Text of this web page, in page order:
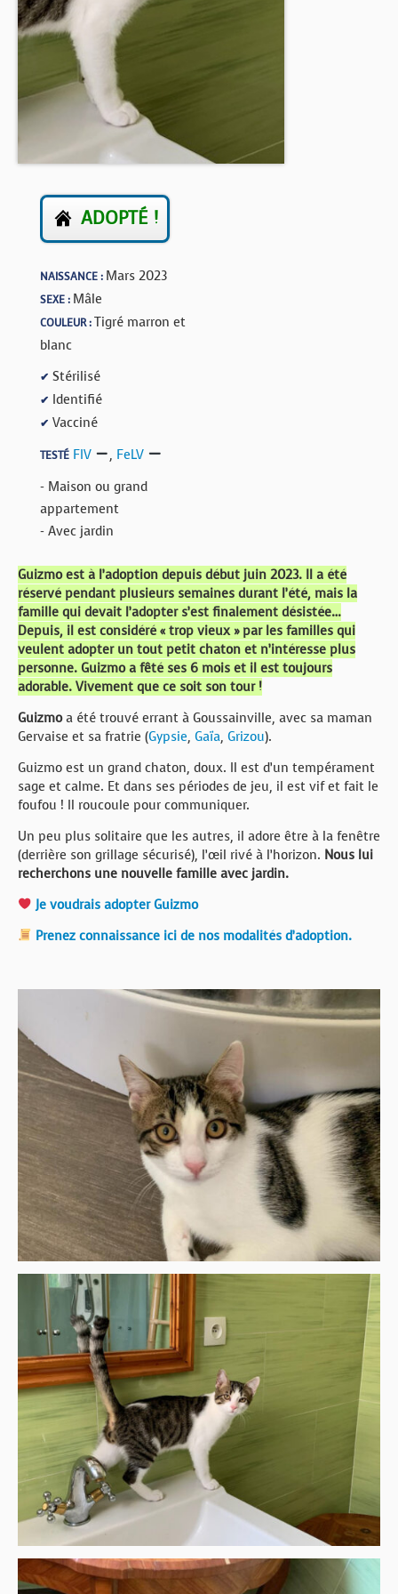
BOUTIQUE
ADOPTÉ !
NAISSANCE : Mars 2023
SEXE : Mâle
COULEUR :Tigré marron et
blanc
✔ Stérilisé
✔ Identifié
✔ Vacciné
TESTÉ FIV , FeLV
- Maison ou grand
appartement
- Avec jardin
Guizmo est à l’adoption depuis début juin 2023. Il a été
réservé pendant plusieurs semaines durant l’été, mais la
famille qui devait l’adopter s’est finalement désistée…
Depuis, il est considéré « trop vieux » par les familles qui
veulent adopter un tout petit chaton et n’intéresse plus
personne. Guizmo a fêté ses 6 mois et il est toujours
adorable. Vivement que ce soit son tour !
Guizmoa été trouvé errant à Goussainville, avec sa maman
Gervaise et sa fratrie (Gypsie, Gaïa, Grizou).
Guizmo est un grand chaton, doux. Il est d’un tempérament
sage et calme. Et dans ses périodes de jeu, il est vif et fait le
foufou ! Il roucoule pour communiquer.
Un peu plus solitaire que les autres, il adore être à la fenêtre
(derrière son grillage sécurisé), l’œil rivé à l’horizon. Nous lui
recherchons une nouvelle famille avec jardin.
Je voudrais adopter Guizmo
Prenez connaissance ici de nos modalités d’adoption.